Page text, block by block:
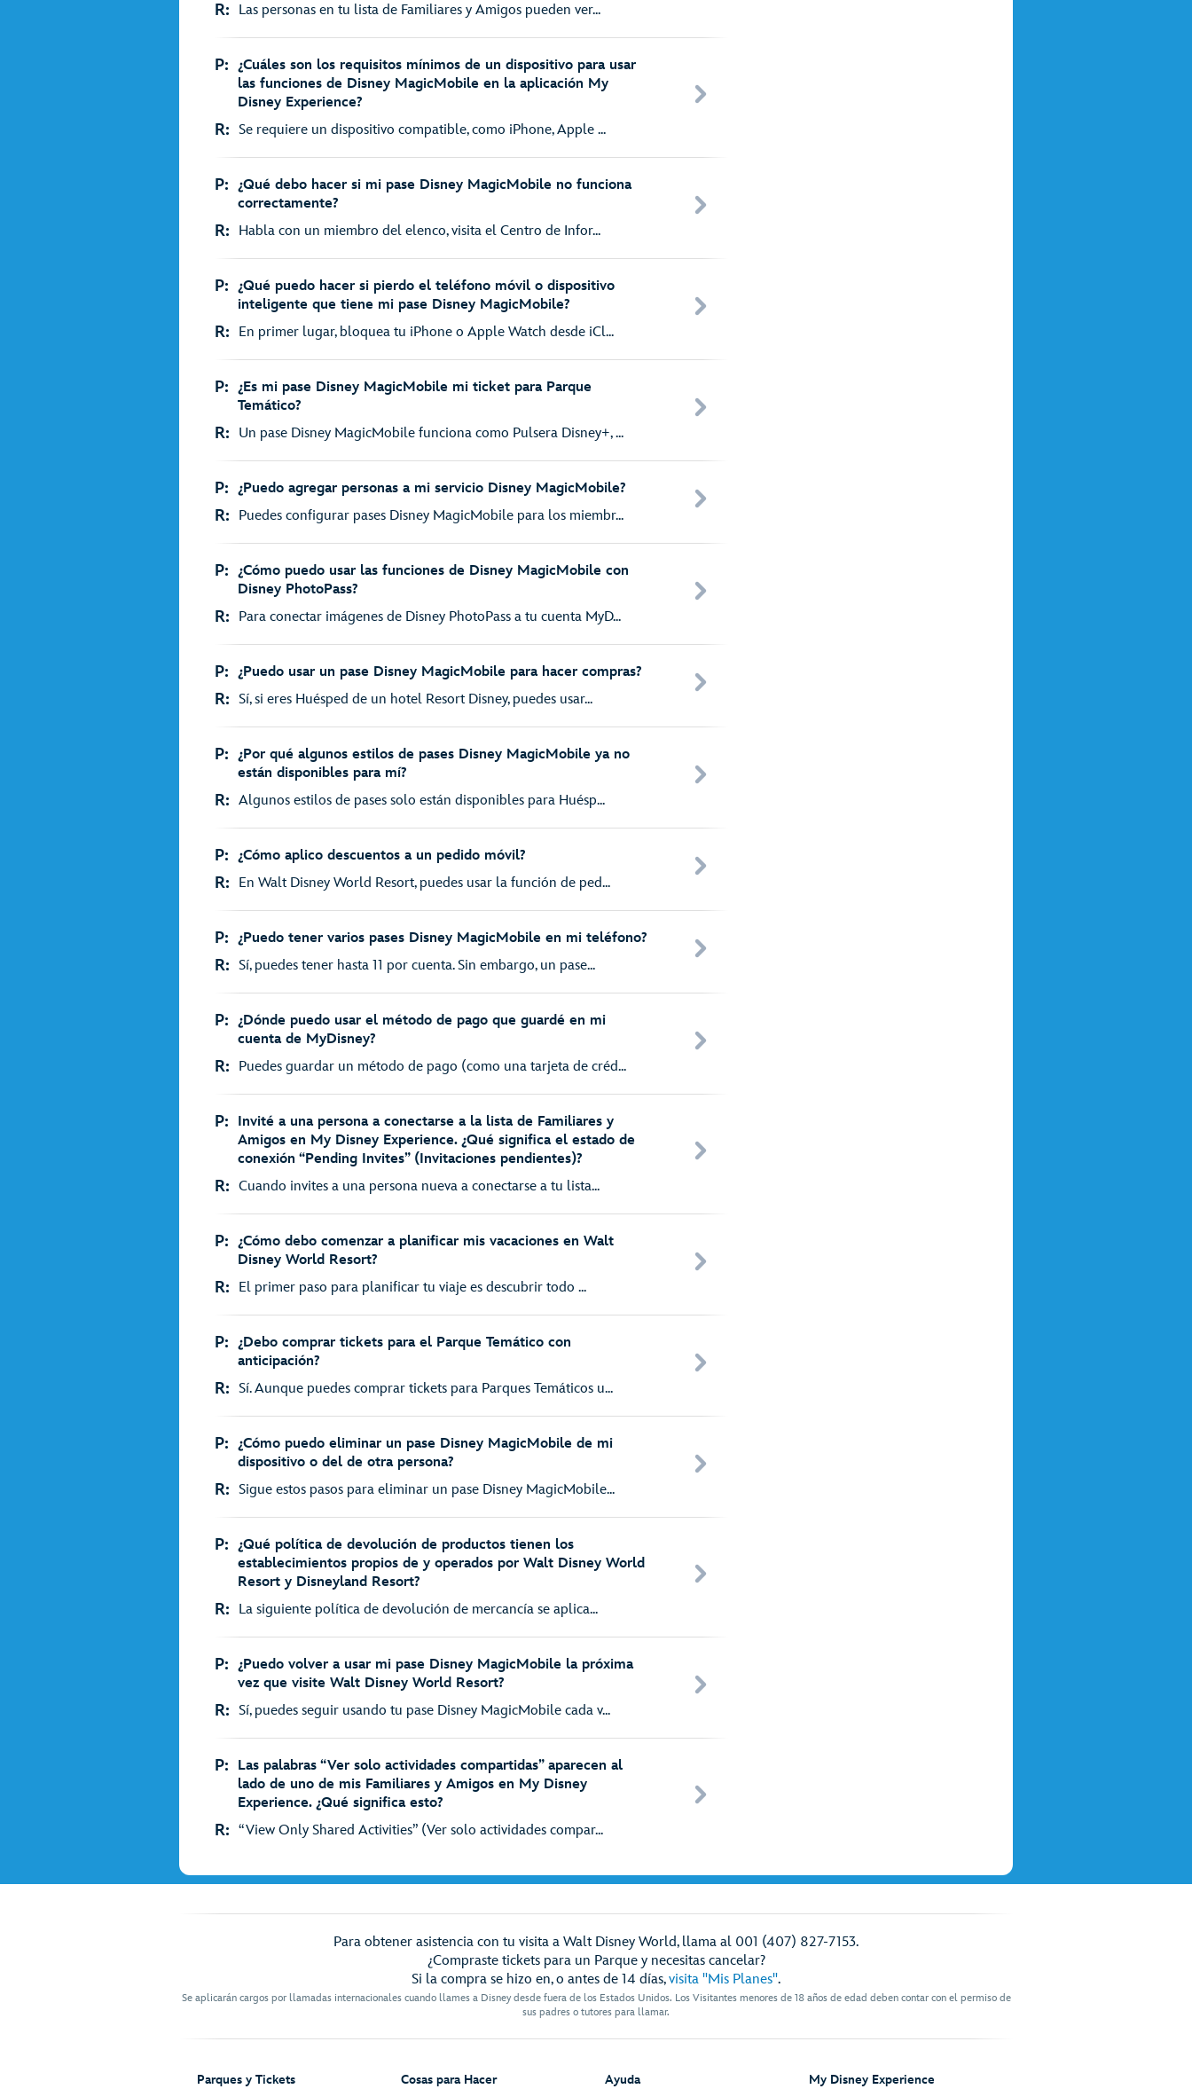
R: Las personas en tu lista de Familiares y Amigos pueden ver...
P: ¿Cuáles son los requisitos mínimos de un dispositivo para usar
las funciones de Disney MagicMobile en la aplicación My
Disney Experience?
R: Se requiere un dispositivo compatible, como iPhone, Apple ...
P: ¿Qué debo hacer si mi pase Disney MagicMobile no funciona
correctamente?
R: Habla con un miembro del elenco, visita el Centro de Infor...
P: ¿Qué puedo hacer si pierdo el teléfono móvil o dispositivo
inteligente que tiene mi pase Disney MagicMobile?
R: En primer lugar, bloquea tu iPhone o Apple Watch desde iCl...
P: ¿Es mi pase Disney MagicMobile mi ticket para Parque
Temático?
R: Un pase Disney MagicMobile funciona como Pulsera Disney+, ...
P: ¿Puedo agregar personas a mi servicio Disney MagicMobile?
R: Puedes configurar pases Disney MagicMobile para los miembr...
P: ¿Cómo puedo usar las funciones de Disney MagicMobile con
Disney PhotoPass?
R: Para conectar imágenes de Disney PhotoPass a tu cuenta MyD...
P: ¿Puedo usar un pase Disney MagicMobile para hacer compras?
R: Sí, si eres Huésped de un hotel Resort Disney, puedes usar...
P: ¿Por qué algunos estilos de pases Disney MagicMobile ya no
están disponibles para mí?
R: Algunos estilos de pases solo están disponibles para Huésp...
P: ¿Cómo aplico descuentos a un pedido móvil?
R: En Walt Disney World Resort, puedes usar la función de ped...
P: ¿Puedo tener varios pases Disney MagicMobile en mi teléfono?
R: Sí, puedes tener hasta 11 por cuenta. Sin embargo, un pase...
P: ¿Dónde puedo usar el método de pago que guardé en mi
cuenta de MyDisney?
R: Puedes guardar un método de pago (como una tarjeta de créd...
P:
Invité a una persona a conectarse a la lista de Familiares y
Amigos en My Disney Experience. ¿Qué significa el estado de
conexión “Pending Invites” (Invitaciones pendientes)?
R: Cuando invites a una persona nueva a conectarse a tu lista...
P: ¿Cómo debo comenzar a planificar mis vacaciones en Walt
Disney World Resort?
R: El primer paso para planificar tu viaje es descubrir todo ...
P: ¿Debo comprar tickets para el Parque Temático con
anticipación?
R: Sí. Aunque puedes comprar tickets para Parques Temáticos u...
P: ¿Cómo puedo eliminar un pase Disney MagicMobile de mi
dispositivo o del de otra persona?
R: Sigue estos pasos para eliminar un pase Disney MagicMobile...
P: ¿Qué política de devolución de productos tienen los
establecimientos propios de y operados por Walt Disney World
Resort y Disneyland Resort?
R: La siguiente política de devolución de mercancía se aplica...
P: ¿Puedo volver a usar mi pase Disney MagicMobile la próxima
vez que visite Walt Disney World Resort?
R: Sí, puedes seguir usando tu pase Disney MagicMobile cada v...
P:
Las palabras “Ver solo actividades compartidas” aparecen al
lado de uno de mis Familiares y Amigos en My Disney
Experience. ¿Qué significa esto?
R: “View Only Shared Activities” (Ver solo actividades compar...
Para obtener asistencia con tu visita a Walt Disney World, llama al 001 (407) 827-7153.
¿Compraste tickets para un Parque y necesitas cancelar?
Si la compra se hizo en, o antes de 14 días,visita "Mis Planes".
Se aplicarán cargos por llamadas internacionales cuando llames a Disney desde fuera de los Estados Unidos. Los Visitantes menores de 18 años de edad deben contar con el permiso de
sus padres o tutores para llamar.
Parques y Tickets Cosas para Hacer Ayuda My Disney Experience